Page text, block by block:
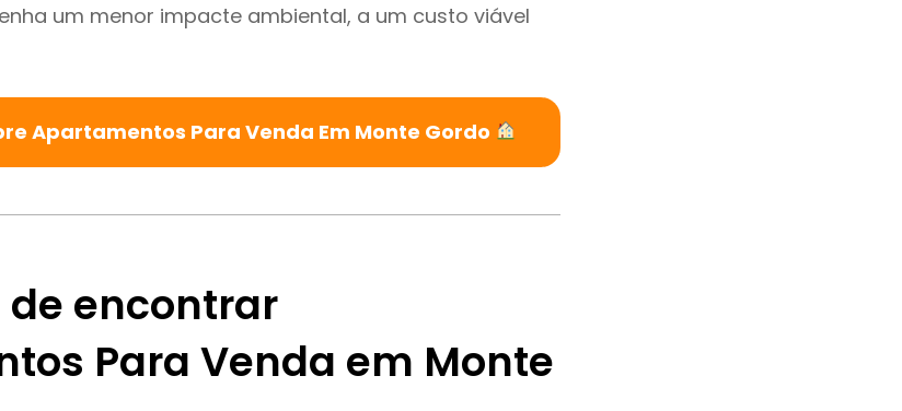
um menor impacte ambiental, a um custo viável
Apartamentos Para Venda Em Monte Gordo
encontrar
Para Venda em Monte